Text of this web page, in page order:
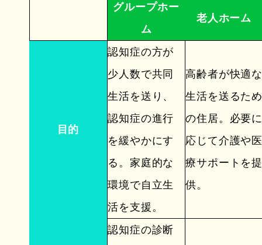
グループホー
ム
老人ホーム
目的
認知症の方が
少人数で共同
生活を送り、
認知症の進行
を緩やかにす
る。家庭的な
環境で自立生
活を支援。
高齢者が快適
生活を送るた
の住居。必要
応じて介護や
療サポートを
供。
認知症の診断